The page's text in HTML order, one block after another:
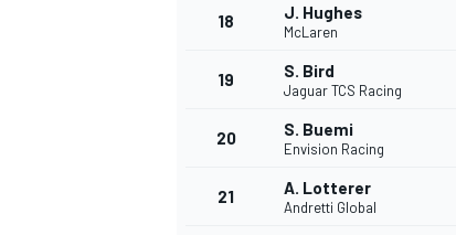
18 J. Hughes
McLaren
19 S. Bird
Jaguar TCS Racing
20 S. Buemi
Envision Racing
21 A. Lotterer
Andretti Global